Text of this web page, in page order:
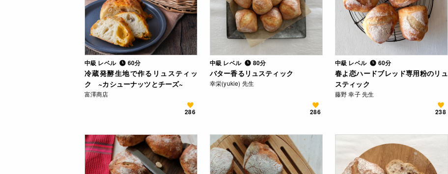
中級 レベル 60分
冷蔵発酵生地で作るリュスティッ
ク ~カシューナッツとチーズ~
富澤商店
286
中級 レベル 80分
バター香るリュスティック
幸栄(yukie) 先生
286
中級 レベル 60分
春よ恋ハードブレッド専用粉のリュ
スティック
藤野 幸子 先生
238